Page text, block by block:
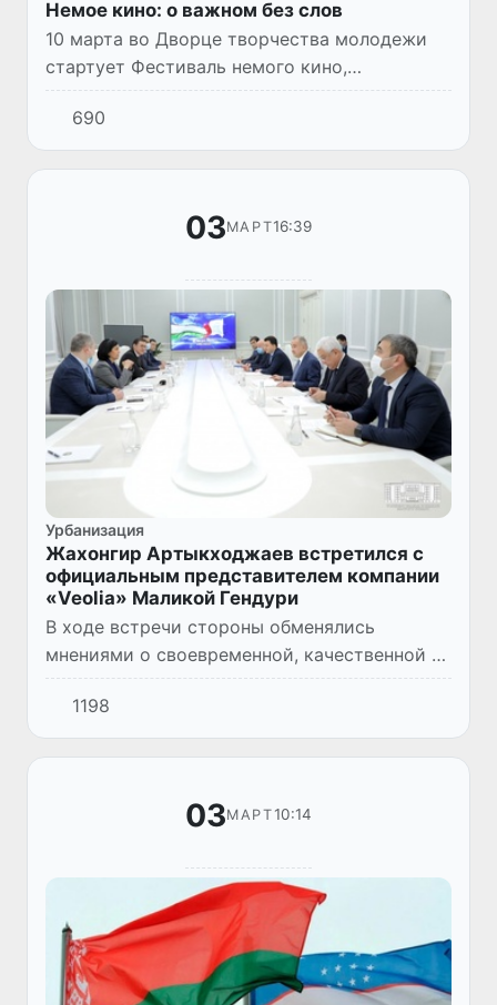
Немое кино: о важном без слов
10 марта во Дворце творчества молодежи
стартует Фестиваль немого кино,
организованный Национальным агентством
Узбеккино совместно с Гёте-Институтом. На
фестивале будут представле...
690
03МАРТ16:39
Урбанизация
Жахонгир Артыкходжаев встретился с
официальным представителем компании
«Veolia» Маликой Гендури
В ходе встречи стороны обменялись
мнениями о своевременной, качественной и
эффективной реализации проекта
«Эксплуатация, обслуживание и
модернизация централизованной тепловой
1198
03МАРТ10:14